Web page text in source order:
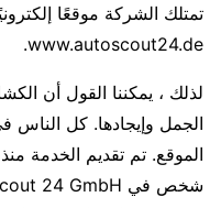
تمتلك الشركة موقعًا
www.autoscout24.de.
لذلك ، يمكننا القول أن
الجمل وإيجادها. كل الناس